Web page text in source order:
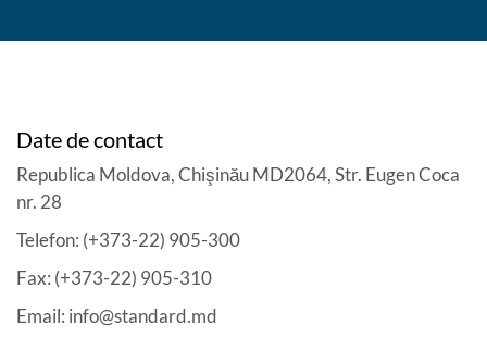
Date de contact
Republica Moldova, Chişinău MD2064, Str. Eugen Coca
nr. 28
Telefon: (+373-22) 905-300
Fax: (+373-22) 905-310
Email: info@standard.md